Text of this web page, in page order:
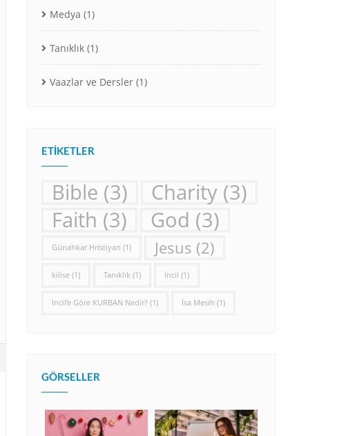
Medya (1)
Tanıklık (1)
Vaazlar ve Dersler (1)
ETIKETLER
Bible (3) Charity (3)
Faith (3) God (3)
Günahkar Hristiyan (1) Jesus (2)
kilise (1) Tanıklık (1) İncil (1)
İncil’e Göre KURBAN Nedir? (1) İsa Mesih (1)
GÖRSELLER